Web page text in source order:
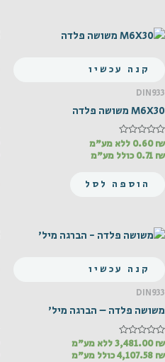
קנה עכשיו
DIN933
M6X30 משושה פלדה
דורג
מתוך
0.60₪
ללא מע"מ
0.71 ₪ כולל מע"מ
הוספה לסל
קנה עכשיו
DIN933
משושה פלדה – הברגה מיל'
דורג
מתוך
3,481.00₪
ללא מע"מ
4,107.58 ₪ כולל מע"מ